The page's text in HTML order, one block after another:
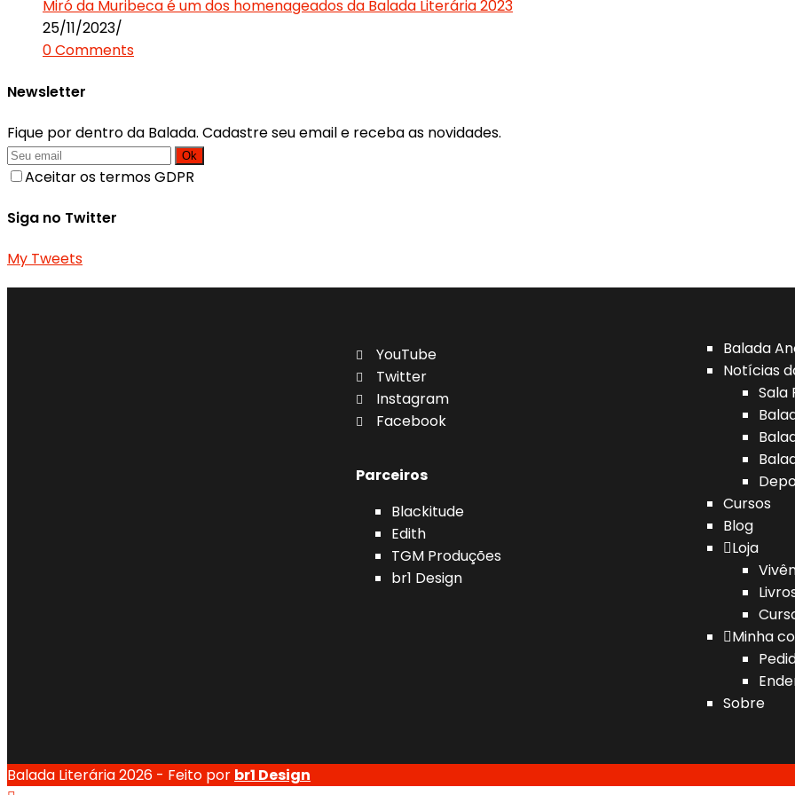
Miró da Muribeca é um dos homenageados da Balada Literária 2023
25/11/2023/
0 Comments
Newsletter
Fique por dentro da Balada. Cadastre seu email e receba as novidades.
Ok
Aceitar os termos GDPR
Siga no Twitter
My Tweets
YouTube
Twitter
Instagram
Facebook
Parceiros
Blackitude
Edith
TGM Produções
br1 Design
Balada
Notícias
Sala
Cursos
Blog
Loja
Minha
Sobre
Balada Literária 2026 - Feito por br1 Design